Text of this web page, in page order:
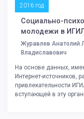
2016 год
Социально-
молодежи в ИГИЛ
Журавлев Анатолий
Владиславович
На основе данных,
Интернет-источников,
привлекательности
вступающей в эту